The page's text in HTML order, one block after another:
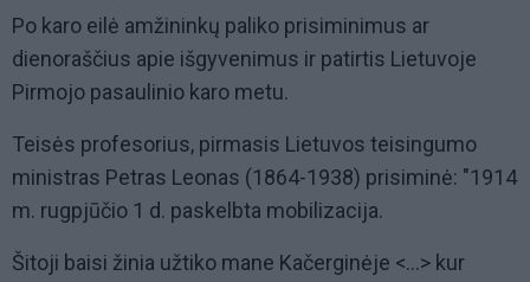
Po karo eilė amžininkų paliko prisiminimus ar
dienoraščius apie išgyvenimus ir patirtis Lietuvoje
Pirmojo pasaulinio karo metu.
Teisės profesorius, pirmasis Lietuvos teisingumo
ministras Petras Leonas (1864-1938) prisiminė: "1914
m. rugpjūčio 1 d. paskelbta mobilizacija.
Šitoji baisi žinia užtiko mane Kačerginėje <...> kur